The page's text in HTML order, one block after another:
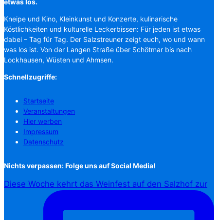
Kneipe und Kino, Kleinkunst und Konzerte, kulinarische
Köstlichkeiten und kulturelle Leckerbissen: Für jeden ist etwas
dabei – Tag für Tag. Der Salzstreuner zeigt euch, wo und wann
was los ist. Von der Langen Straße über Schötmar bis nach
Lockhausen, Wüsten und Ahmsen.
Schnellzugriffe:
Startseite
Veranstaltungen
Hier werben
Impressum
Datenschutz
Nichts verpassen: Folge uns auf Social Media!
Diese Woche kehrt das Weinfest auf den Salzhof zur